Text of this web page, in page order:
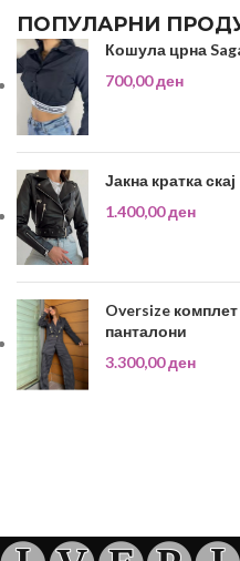
ПОПУЛАРНИ
Кошула црна
700,00ден
Јакна кратка скај
1.400,00ден
Oversize
панталони
3.300,00ден